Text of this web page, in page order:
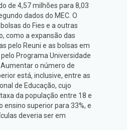
de 4,57 milhões para 8,03
dados do MEC. O
do Fies e a outras
como a expansão das
pelo Reuni e as bolsas em
Programa Universidade
o número de
está, inclusive, entre as
de Educação, cujo
da população entre 18 e
ensino superior para 33%, e
deveria ser em